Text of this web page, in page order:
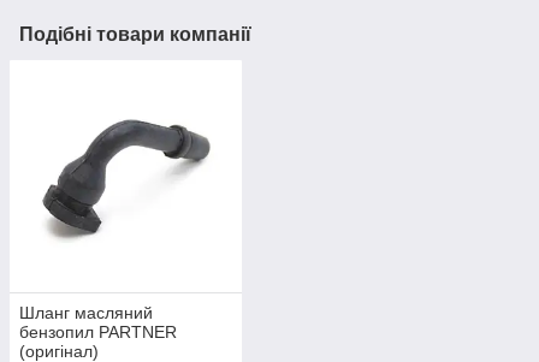
Подібні товари компанії
Шланг масляний
бензопил PARTNER
(оригінал)